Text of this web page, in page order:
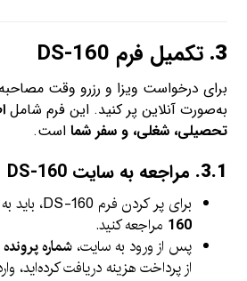
3. تکمیل فرم DS-160
برای درخواست ویزا و رزرو وقت
به‌صورت آنلاین پر کنید. این فرم شامل
تحصیلی، شغلی، و سفر شما است.
3.1. مراجعه به سایت DS-160
برای پر کردن فرم DS-160، باید به سایت رسمی
160 مراجعه کنید.
پس از ورود به سایت،شماره پرونده
از پرداخت هزینه دریافت کرده‌اید،